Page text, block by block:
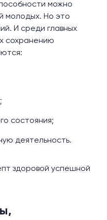
можно
молодых. Но это
И среди главных
сохранению
состояния;
деятельность.
здоровой успешной